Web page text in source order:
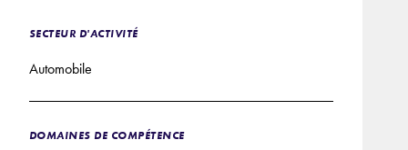
SECTEUR D'ACTIVITÉ
Automobile
DOMAINES DE COMPÉTENCE